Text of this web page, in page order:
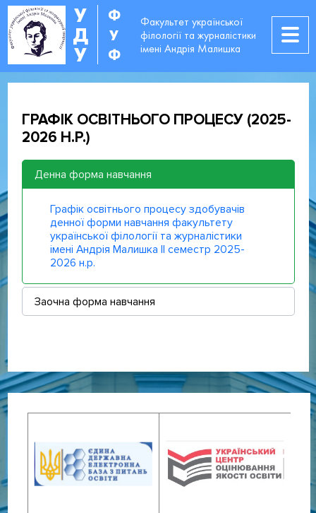
У
Д
У
Ф
У
Ф
Факультет української
філології та журналістики
імені Андрія Малишка
ГРАФІК ОСВІТНЬОГО ПРОЦЕСУ (2025-
2026 Н.Р.)
Денна форма навчання
Графік освітнього процесу здобувачів
денної форми навчання факультету
української філології та журналістики
імені Андрія Малишка ІІ семестр 2025-
2026 н.р.
Заочна форма навчання